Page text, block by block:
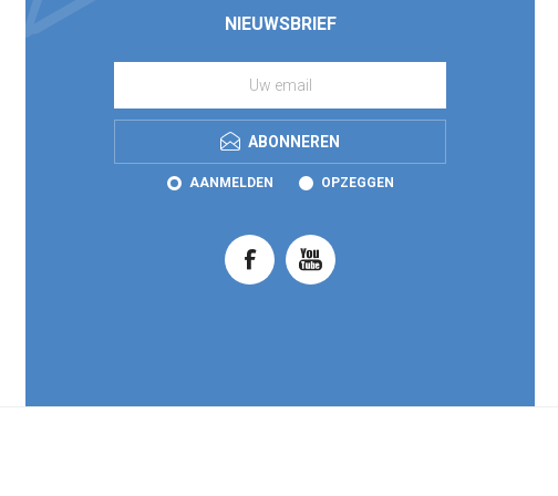
NIEUWSBRIEF
ABONNEREN
AANMELDEN OPZEGGEN